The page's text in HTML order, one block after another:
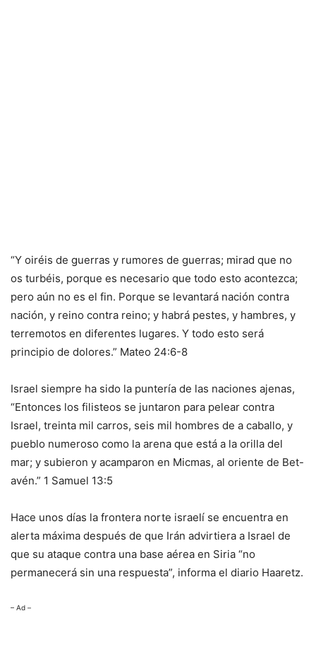
“Y oiréis de guerras y rumores de guerras; mirad que no
os turbéis, porque es necesario que todo esto acontezca;
pero aún no es el fin. Porque se levantará nación contra
nación, y reino contra reino; y habrá pestes, y hambres, y
terremotos en diferentes lugares. Y todo esto será
principio de dolores.” Mateo 24:6-8
Israel siempre ha sido la puntería de las naciones ajenas,
“Entonces los filisteos se juntaron para pelear contra
Israel, treinta mil carros, seis mil hombres de a caballo, y
pueblo numeroso como la arena que está a la orilla del
mar; y subieron y acamparon en Micmas, al oriente de Bet-
avén.” 1 Samuel 13:5
Hace unos días la frontera norte israelí se encuentra en
alerta máxima después de que Irán advirtiera a Israel de
que su ataque contra una base aérea en Siria “no
permanecerá sin una respuesta”, informa el diario Haaretz.
– Ad –